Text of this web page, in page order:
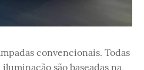
convencionais. Todas
são baseadas na